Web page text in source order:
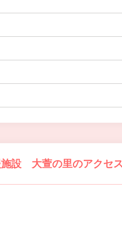
設 大萱の里のアクセス